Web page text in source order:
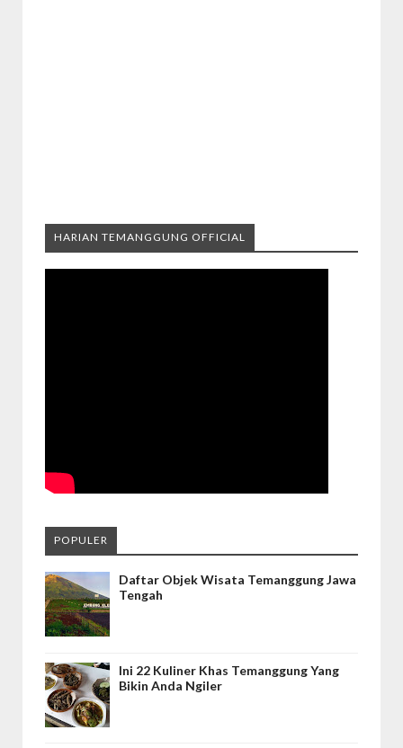
HARIAN TEMANGGUNG OFFICIAL
POPULER
Daftar Objek Wisata Temanggung Jawa
Tengah
Ini 22 Kuliner Khas Temanggung Yang
Bikin Anda Ngiler